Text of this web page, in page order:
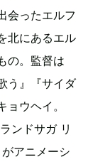
会ったエルフ
北にあるエル
の。監督は
う』『サイダ
ウヘイ。
ンドサガ リ
アニメーシ